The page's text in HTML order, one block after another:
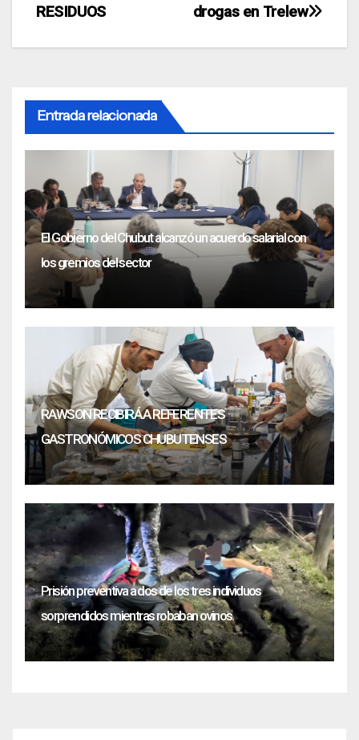
drogas en Trelew
RESIDUOS
Entrada relacionada
El Gobierno del Chubut alcanzó un acuerdo salarial con
los gremios del sector
RAWSON RECIBIRÁ A REFERENTES
GASTRONÓMICOS CHUBUTENSES
Prisión preventiva a dos de los tres individuos
sorprendidos mientras robaban ovinos.